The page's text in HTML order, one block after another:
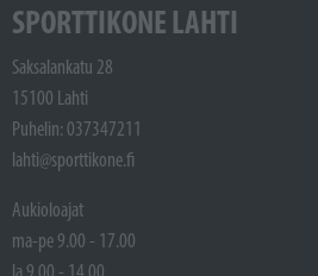
SPORTTIKONE LAHTI
Saksalankatu 28
15100 Lahti
Puhelin: 037347211
lahti@sporttikone.fi
Aukioloajat
ma-pe 9.00 - 17.00
la 9.00 - 14.00